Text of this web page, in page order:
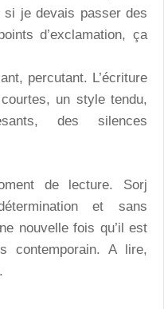
si je devais passer des
d’exclamation, ça
percutant. L’écriture
un style tendu,
des silences
de lecture. Sorj
et sans
nouvelle fois qu’il est
contemporain. A lire,